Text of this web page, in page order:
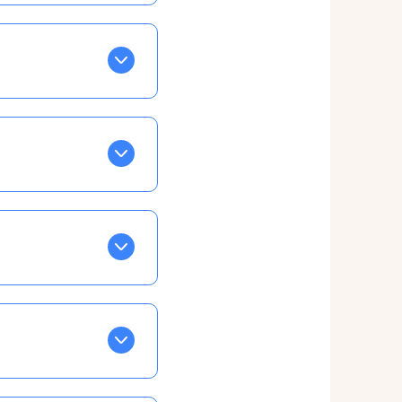
Tapez sur celle
EN VERT
la semaine, mais
ainsi vous
taux horaire
confirmations par
ce qui ne vous
à cet effet